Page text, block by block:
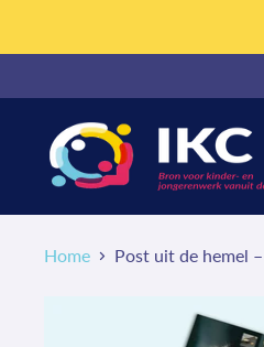
Home Post uit de hemel